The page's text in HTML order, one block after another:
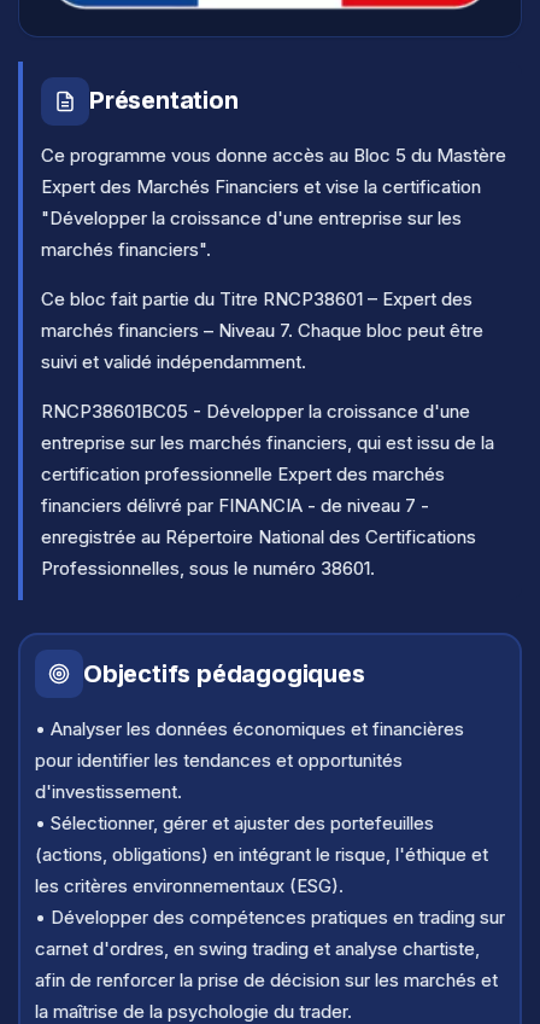
Présentation
Ce programme vous donne accès au Bloc 5 du Mastère
Expert des Marchés Financiers et vise la certification
"Développer la croissance d'une entreprise sur les
marchés financiers".
Ce bloc fait partie du Titre RNCP38601 – Expert des
marchés financiers – Niveau 7. Chaque bloc peut être
suivi et validé indépendamment.
RNCP38601BC05 - Développer la croissance d'une
entreprise sur les marchés financiers, qui est issu de la
certification professionnelle Expert des marchés
financiers délivré par FINANCIA - de niveau 7 -
enregistrée au Répertoire National des Certifications
Professionnelles, sous le numéro 38601.
Objectifs pédagogiques
• Analyser les données économiques et financières
pour identifier les tendances et opportunités
d'investissement.
• Sélectionner, gérer et ajuster des portefeuilles
(actions, obligations) en intégrant le risque, l'éthique et
les critères environnementaux (ESG).
• Développer des compétences pratiques en trading sur
carnet d'ordres, en swing trading et analyse chartiste,
afin de renforcer la prise de décision sur les marchés et
la maîtrise de la psychologie du trader.